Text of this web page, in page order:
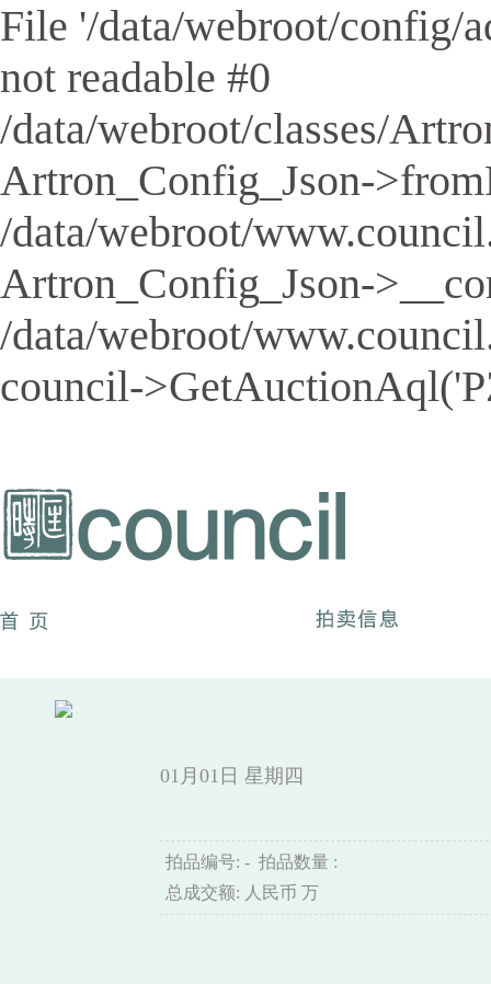
File '/data/webroot/config/
not readable #0
/data/webroot/classes/
Artron_Config_Json-
/data/webroot/
Artron_Config_Json-
/data/webroot/
council-
01月01日 星期四
拍品编号: - 拍品数量 :
总成交额: 人民币 万